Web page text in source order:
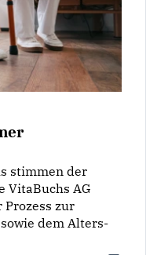
stimmen der
VitaBuchs AG
zur
dem Alters-